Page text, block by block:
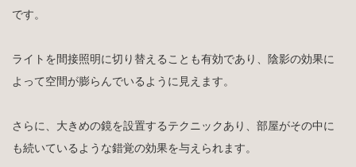
です。
ライトを間接照明に切り替えることも有効であり、陰影の効果に
よって空間が膨らんでいるように見えます。
さらに、大きめの鏡を設置するテクニックあり、部屋がその中に
も続いているような錯覚の効果を与えられます。